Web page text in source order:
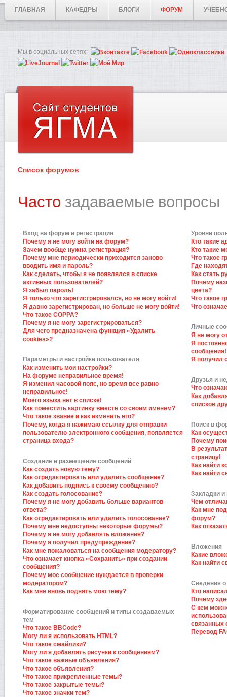
ГЛАВНАЯ КАФЕДРЫ БЛОГИ ФОРУМ
Мы в социальных сетях:
Список форумов
Часто задаваемые вопросы
Вход на форум и регистрация
Почему я не могу войти на форум?
Зачем вообще нужна регистрация?
Почему мне периодически приходится заново
вводить имя и пароль?
Как сделать, чтобы я не появлялся в списке
активных пользователей?
Я забыл пароль!
Я только что зарегистрировался, но не могу войти!
Я давно зарегистрирован, но больше не могу войти!
Что такое COPPA?
Почему я не могу зарегистрироваться?
Для чего предназначена функция «Удалить
cookies»?
Параметры и настройки пользователя
Как изменить мои настройки?
На форуме неправильное время!
Я изменил часовой пояс, но время все равно
неправильное!
Моего языка нет в списке!
Как поместить картинку вместе со своим именем?
Что такое звание и как изменить его?
Почему, когда я нажимаю ссылку для отправки
пользователю электронного сообщения, появляется
страница входа?
Создание и размещение сообщений
Как создать новую тему?
Как отредактировать или удалить сообщение?
Как добавить подпись к своему сообщению?
Как создать голосование?
Почему я не могу добавить больше вариантов
ответа?
Как отредактировать или удалить голосование?
Почему мне недоступны некоторые форумы?
Почему я не могу добавлять вложения?
Почему я получил предупреждение?
Как мне пожаловаться на сообщения модератору?
Что означает кнопка «Сохранить» при создании
сообщения?
Почему мое сообщение нуждается в проверки
модератором?
Как мне вновь поднять мою тему?
Форматирование сообщений и типы создаваемых
тем
Что такое BBCode?
Могу ли я использовать HTML?
Что такое смайлики?
Могу ли я добавлять рисунки к сообщениям?
Что такое важные объявления?
Что такое объявления?
Что такое прикрепленные темы?
Что такое закрытые темы?
Что такое значки тем?
Уровни
Кто такие
Кто такие
Что такое
Где
Как стать
Почему
цвета?
Что такое
Что
Личные
Я не могу
Я
сообщения!
Я получил
Друзья и
Что
Как
списков
Поиск в
Как
Почему
В
страницу!
Как найти
Как найти
Закладки и
Чем
Как мне
форум?
Как
Вложения
Какие
Как найти
Сведения о
Кто
Почему
С кем
связанных
Перевод